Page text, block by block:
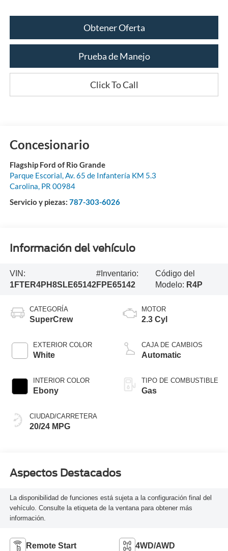
Obtener Oferta
Prueba de Manejo
Click To Call
Concesionario
Flagship Ford of Rio Grande
Parque Escorial, Av. 65 de Infantería KM 5.3
Carolina, PR 00984
Servicio y piezas: 787-303-6026
Información del vehículo
VIN:
1FTER4PH8SLE65142
#Inventario:
FPE65142
Código del
Modelo: R4P
CATEGORÍA
SuperCrew
EXTERIOR COLOR
White
INTERIOR COLOR
Ebony
CIUDAD/CARRETERA
20/24 MPG
MOTOR
2.3 Cyl
CAJA DE CAMBIOS
Automatic
TIPO DE COMBUSTIBLE
Gas
Aspectos Destacados
La disponibilidad de funciones está sujeta a la configuración final del
vehículo. Consulte la etiqueta de la ventana para obtener más
información.
Remote Start 4WD/AWD